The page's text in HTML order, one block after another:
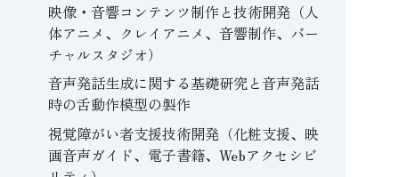
映像・音響コンテンツ制作と技術開発（人
体アニメ、クレイアニメ、音響制作、バー
チャルスタジオ）
音声発話生成に関する基礎研究と音声発話
時の舌動作模型の製作
視覚障がい者支援技術開発（化粧支援、映
画音声ガイド、電子書籍、Webアクセシビ